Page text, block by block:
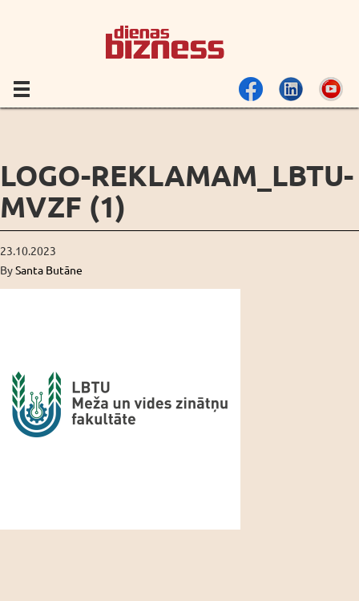
LOGO-REKLAMAM_LBTU-
MVZF (1)
23.10.2023
BySanta Butāne